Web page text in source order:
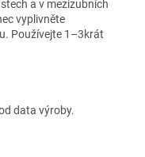
a v mezizubních
vyplivněte
Používejte 1–3krát
data výroby.